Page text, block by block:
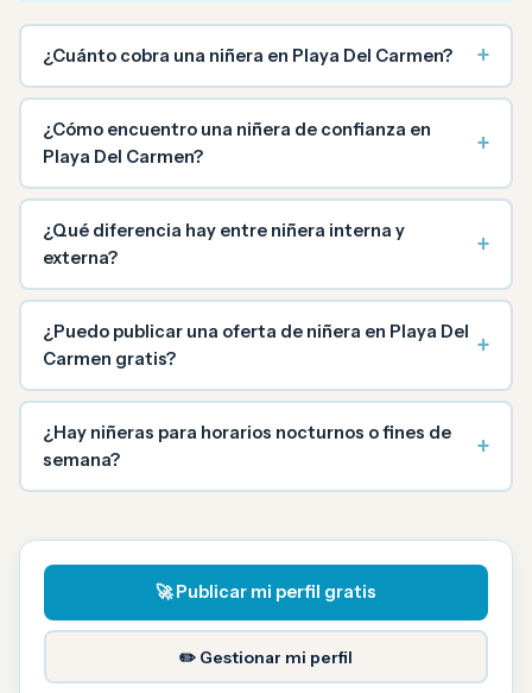
¿Cuánto cobra una niñera en Playa Del Carmen? +
¿Cómo encuentro una niñera de confianza en
Playa Del Carmen?
+
¿Qué diferencia hay entre niñera interna y
externa?
+
¿Puedo publicar una oferta de niñera en Playa Del
Carmen gratis?
+
¿Hay niñeras para horarios nocturnos o fines de
semana?
+
🚀 Publicar mi perfil gratis
✏️ Gestionar mi perfil